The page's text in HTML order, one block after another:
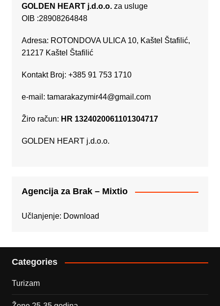
GOLDEN HEART j.d.o.o.za usluge
OIB :28908264848
Adresa: ROTONDOVA ULICA 10, Kaštel Štafilić,
21217 Kaštel Štafilić
Kontakt Broj: +385 91 753 1710
e-mail: tamarakazymir44@gmail.com
Žiro račun: HR 1324020061101304717
GOLDEN HEART j.d.o.o.
Agencija za Brak – Mixtio
Učlanjenje: Download
Categories
Turizam